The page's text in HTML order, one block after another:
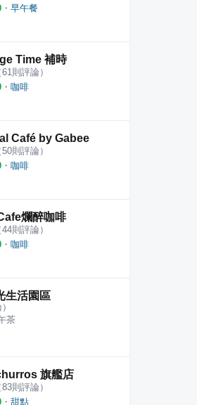
・ 早午餐
Time 補時
61則評論）
・ 咖啡
Café by Gabee
50則評論）
・ 咖啡
爛醉咖啡
44則評論）
・ 咖啡
生活園區
茶
旗艦店
83則評論）
・ 甜點